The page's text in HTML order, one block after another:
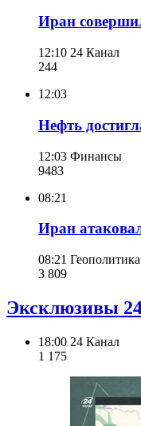
Иран
12:10 24 Канал
244
12:03
Нефть
12:03 Финансы
9483
08:21
Иран
08:21 Геополитика
3 809
Эксклюзивы
18:00 24 Канал
1 175